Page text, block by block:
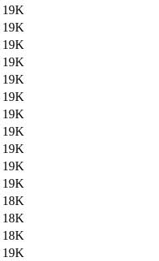
19K
19K
19K
19K
19K
19K
19K
19K
19K
19K
19K
18K
18K
18K
19K